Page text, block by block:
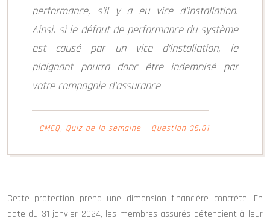
performance, s’il y a eu vice d’installation.
Ainsi, si le défaut de performance du système
est causé par un vice d’installation, le
plaignant pourra donc être indemnisé par
votre compagnie d’assurance
– CMEQ, Quiz de la semaine – Question 36.01
Cette protection prend une dimension financière concrète. En
date du 31 janvier 2024, les membres assurés détenaient à leur